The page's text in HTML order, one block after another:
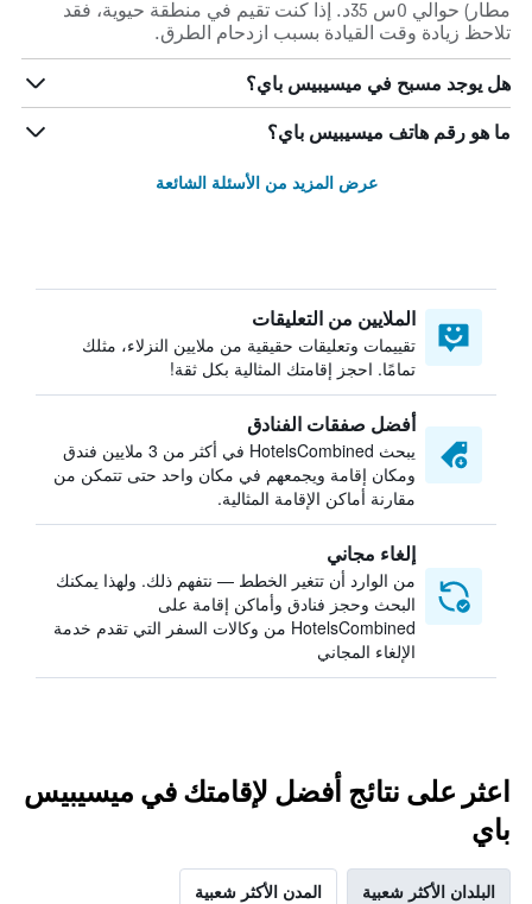
مطار) حوالي 0س 35د. إذا كنت تقيم في منطقة حيوية، فقد
تلاحظ زيادة وقت القيادة بسبب ازدحام الطرق.
هل يوجد مسبح في ميسيبيس باي؟
ما هو رقم هاتف ميسيبيس باي؟
عرض المزيد من الأسئلة الشائعة
الملايين من التعليقات
تقييمات وتعليقات حقيقية من ملايين النزلاء، مثلك
تمامًا. احجز إقامتك المثالية بكل ثقة!
أفضل صفقات الفنادق
يبحث HotelsCombined في أكثر من 3 ملايين فندق
ومكان إقامة ويجمعهم في مكان واحد حتى تتمكن من
مقارنة أماكن الإقامة المثالية.
إلغاء مجاني
من الوارد أن تتغير الخطط — نتفهم ذلك. ولهذا يمكنك
البحث وحجز فنادق وأماكن إقامة على
HotelsCombined من وكالات السفر التي تقدم خدمة
الإلغاء المجاني
اعثر على نتائج أفضل لإقامتك في ميسيبيس
باي
البلدان الأكثر شعبية المدن الأكثر شعبية